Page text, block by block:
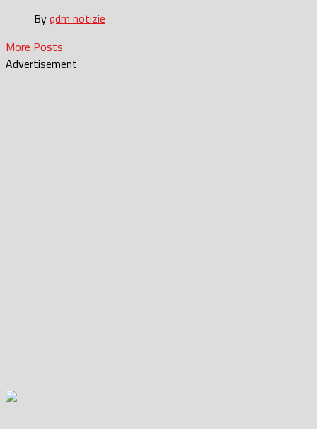
Byqdm notizie
More Posts
Advertisement